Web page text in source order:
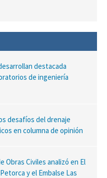
destacada
de ingeniería
desafíos del drenaje
en columna de opinión
Obras Civiles analizó en El
y el Embalse Las